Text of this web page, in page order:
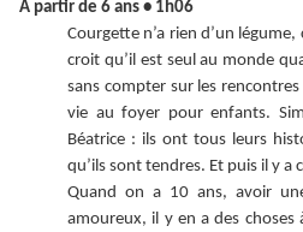
À partir de 6 ans • 1h06
Courgette n’a rien d’un
croit qu’il est seul au monde
sans compter sur les
vie au foyer pour enfants.
Béatrice : ils ont tous leurs
qu’ils sont tendres. Et puis il y a
Quand on a 10 ans, avoir
amoureux, il y en a des